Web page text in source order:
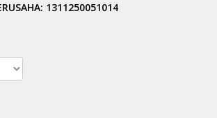
1311250051014